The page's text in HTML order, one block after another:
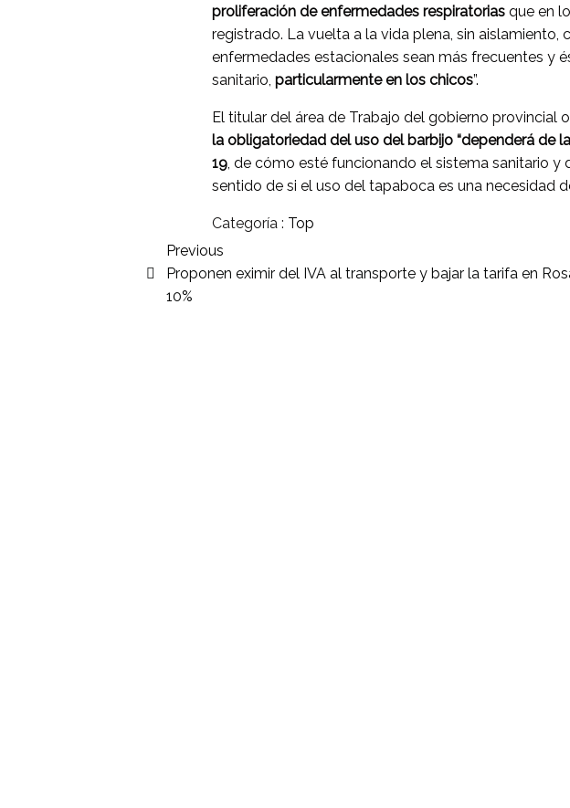
proliferación de enfermedades respiratorias que en
registrado. La vuelta a la vida plena, sin
enfermedades estacionales sean más frecuentes y
sanitario, particularmente en los chicos”.
El titular del área de Trabajo del gobierno provincial
la obligatoriedad del uso del barbijo “dependerá de
19, de cómo esté funcionando el sistema sanitario y
sentido de si el uso del tapaboca es una necesidad
Categoría : Top
Previous
Proponen eximir del IVA al transporte y bajar la tarifa en
10%